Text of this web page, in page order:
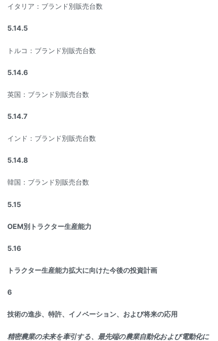
イタリア：ブランド別販売台数
5.14.5
トルコ：ブランド別販売台数
5.14.6
英国：ブランド別販売台数
5.14.7
インド：ブランド別販売台数
5.14.8
韓国：ブランド別販売台数
5.15
OEM別トラクター生産能力
5.16
トラクター生産能力拡大に向けた今後の投資計画
6
技術の進歩、特許、イノベーション、および将来の応用
精密農業の未来を牽引する、最先端の農業自動化および電動化に